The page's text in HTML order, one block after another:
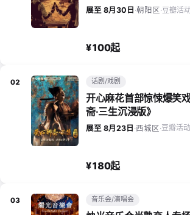
展至 8月30日 ·朝阳区·豆瓣活
¥100起
02 话剧/戏剧
开心麻花首部惊悚爆笑
斋·三生沉浸版》
展至 8月23日 ·西城区·豆瓣活动
¥180起
03 音乐会/演唱会